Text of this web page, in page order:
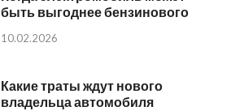
быть выгоднее бензинового
10.02.2026
Какие траты ждут нового
владельца автомобиля